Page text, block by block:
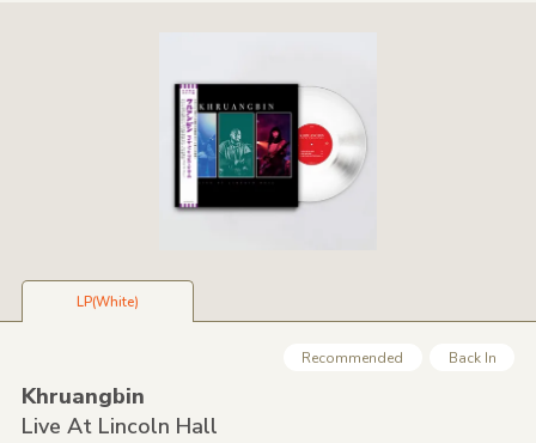
LP(White)
Recommended Back In
Khruangbin
Live At Lincoln Hall